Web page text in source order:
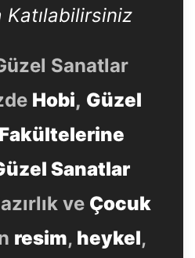
Katılabilirsiniz
Sanatlar
Hobi, Güzel
Sanatlar
ve Çocuk
resim, heykel,